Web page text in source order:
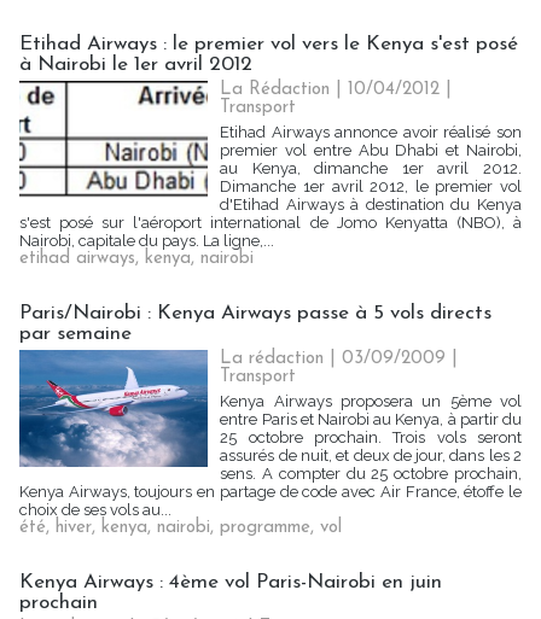
Etihad Airways : le premier vol vers le Kenya s'est posé
à Nairobi le 1er avril 2012
La Rédaction | 10/04/2012
Transport
Etihad Airways annonce avoir réalisé son
premier vol entre Abu Dhabi et Nairobi,
au Kenya, dimanche 1er avril 2012.
Dimanche 1er avril 2012, le premier vol
d'Etihad Airways à destination du Kenya
s'est posé sur l'aéroport international de Jomo Kenyatta (NBO), à
Nairobi, capitale du pays. La ligne,...
etihad airways, kenya, nairobi
Paris/Nairobi : Kenya Airways passe à 5 vols directs
par semaine
La rédaction | 03/09/2009
Transport
Kenya Airways proposera un 5ème vol
entre Paris et Nairobi au Kenya, à partir du
25 octobre prochain. Trois vols seront
assurés de nuit, et deux de jour, dans les 2
sens. A compter du 25 octobre prochain,
Kenya Airways, toujours en partage de code avec Air France, étoffe le
choix de ses vols au...
été, hiver, kenya, nairobi, programme, vol
Kenya Airways : 4ème vol Paris-Nairobi en juin
prochain